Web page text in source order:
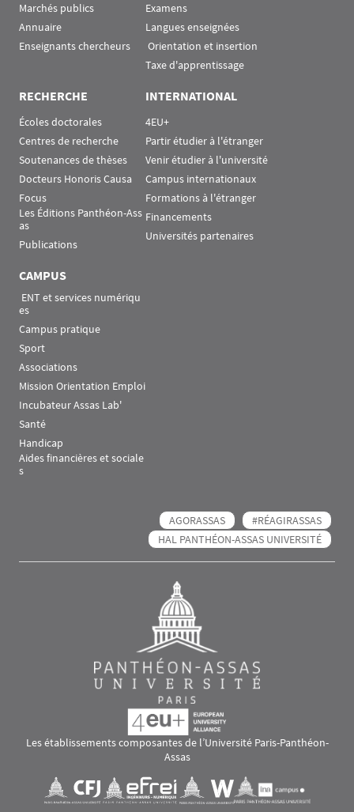
Marchés publics
Annuaire
Enseignants chercheurs
Examens
Langues enseignées
Orientation et insertion
Taxe d'apprentissage
RECHERCHE
Écoles doctorales
Centres de recherche
Soutenances de thèses
Docteurs Honoris Causa
Focus
Les Éditions Panthéon-Ass
as
Publications
INTERNATIONAL
4EU+
Partir étudier à l'étranger
Venir étudier à l'université
Campus internationaux
Formations à l'étranger
Financements
Universités partenaires
CAMPUS
es
Campus pratique
Sport
Associations
Mission Orientation Emploi
Incubateur Assas Lab'
Santé
Handicap
Aides financières et sociale
s
AGORASSAS
#RÉAGIRASSAS
HAL PANTHÉON-ASSAS UNIVERSITÉ
Les établissements composantes de l’Université Paris-Panthéon-
Assas
Visuel svgVisuel svg Visuel svgVisuel svg